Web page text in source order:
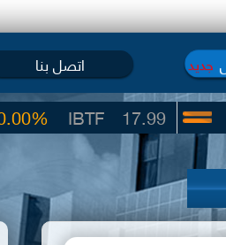
جديد اتصل بنا
17.99
IBTF 0.00%